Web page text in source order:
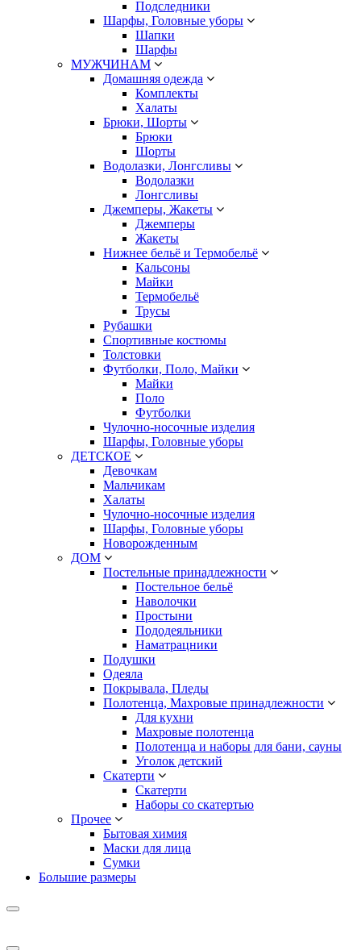
Подследники
Шарфы, Головные уборы
Шапки
Шарфы
МУЖЧИНАМ
Домашняя одежда
Комплекты
Халаты
Брюки, Шорты
Брюки
Шорты
Водолазки, Лонгсливы
Водолазки
Лонгсливы
Джемперы, Жакеты
Джемперы
Жакеты
Нижнее бельё и Термобельё
Кальсоны
Майки
Термобельё
Трусы
Рубашки
Спортивные костюмы
Толстовки
Футболки, Поло, Майки
Майки
Поло
Футболки
Чулочно-носочные изделия
Шарфы, Головные уборы
ДЕТСКОЕ
Девочкам
Мальчикам
Халаты
Чулочно-носочные изделия
Шарфы, Головные уборы
Новорожденным
ДОМ
Постельные принадлежности
Постельное бельё
Наволочки
Простыни
Пододеяльники
Наматрацники
Подушки
Одеяла
Покрывала, Пледы
Полотенца, Махровые принадлежности
Для кухни
Махровые полотенца
Полотенца и наборы для бани, сауны
Уголок детский
Скатерти
Скатерти
Наборы со скатертью
Прочее
Бытовая химия
Маски для лица
Сумки
Большие размеры